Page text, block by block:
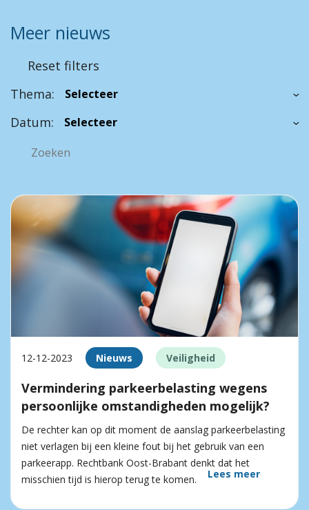
Meer nieuws
Reset filters
Thema:
Datum:
12-12-2023 Nieuws Veiligheid
Vermindering parkeerbelasting wegens
persoonlijke omstandigheden mogelijk?
De rechter kan op dit moment de aanslag parkeerbelasting
niet verlagen bij een kleine fout bij het gebruik van een
parkeerapp. Rechtbank Oost-Brabant denkt dat het
misschien tijd is hierop terug te komen.
Lees meer